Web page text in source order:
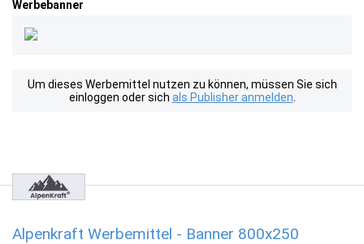
Werbebanner
Um dieses Werbemittel nutzen zu können, müssen Sie sich
einloggen oder sich als Publisher anmelden
Alpenkraft Werbemittel - Banner 800x250